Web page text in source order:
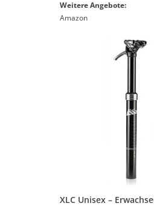
Weitere Angebote:
Amazon